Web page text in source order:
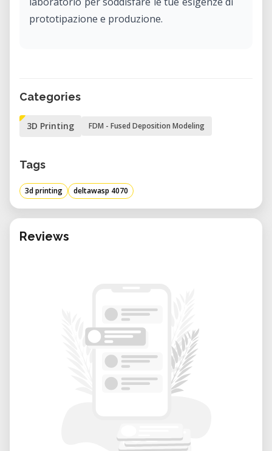
prototipazione e produzione.
delta nota per la sua velocità, precisione e
per gestire una vasta gamma di materiali,
prototipaggio alla produzione su piccola
scala.
Especifiche tecniche
• Volume di costruzione: Ø400 x h 700 mm
• Risoluzione di strato: 50 – 350 micron
• Temperatura del hotend: Fino a 350°C
• Temperatura del piano di stampa: Fino a
• Temperatura della camera: Fino a 80°C
• Connettività: WiFi, LAN, USB
Categories
3D Printing FDM - Fused Deposition Modeling
Tags
3d printing deltawasp 4070
Reviews